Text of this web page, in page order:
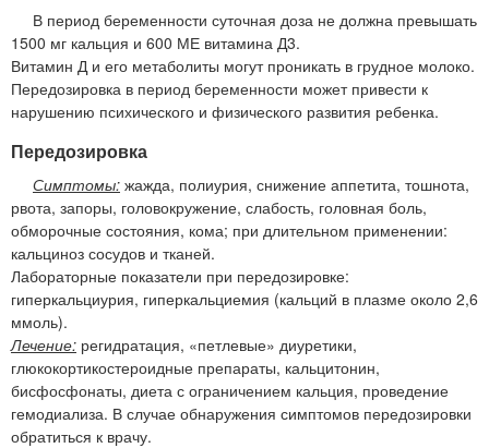
В период беременности суточная доза не должна превышать
1500 мг кальция и 600 МЕ витамина Д3.
Витамин Д и его метаболиты могут проникать в грудное молоко.
Передозировка в период беременности может привести к
нарушению психического и физического развития ребенка.
Передозировка
Симптомы: жажда, полиурия, снижение аппетита, тошнота,
рвота, запоры, головокружение, слабость, головная боль,
обморочные состояния, кома; при длительном применении:
кальциноз сосудов и тканей.
Лабораторные показатели при передозировке:
гиперкальциурия, гиперкальциемия (кальций в плазме около 2,6
ммоль).
Лечение: регидратация, «петлевые» диуретики,
глюкокортикостероидные препараты, кальцитонин,
бисфосфонаты, диета с ограничением кальция, проведение
гемодиализа. В случае обнаружения симптомов передозировки
обратиться к врачу.